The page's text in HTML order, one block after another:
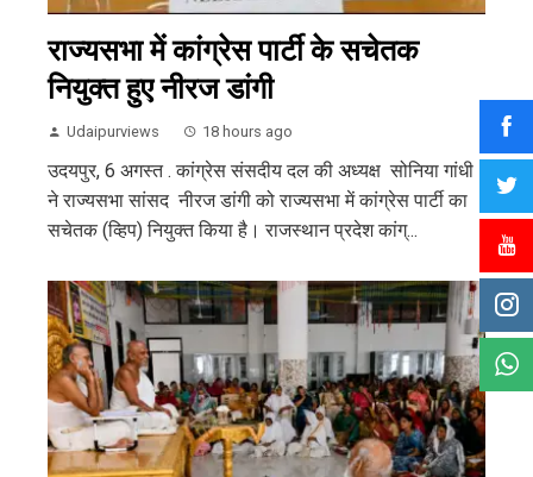
राज्यसभा में कांग्रेस पार्टी के सचेतक
नियुक्त हुए नीरज डांगी
Udaipurviews 18 hours ago
उदयपुर, 6 अगस्त . कांग्रेस संसदीय दल की अध्यक्ष सोनिया गांधी
ने राज्यसभा सांसद नीरज डांगी को राज्यसभा में कांग्रेस पार्टी का
सचेतक (व्हिप) नियुक्त किया है। राजस्थान प्रदेश कांग्...